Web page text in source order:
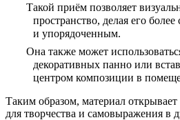
Такой приём позволяет
пространство, делая его
и упорядоченным.
Она также может
декоративных панно или
центром композиции в
Таким образом, материал
для творчества и самовыражения в